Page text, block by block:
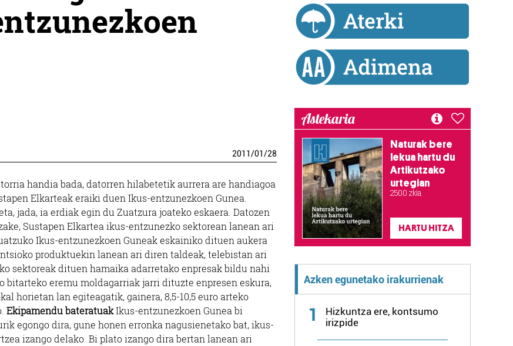
2011/01/28
handia bada, datorren hilabetetik aurrera are handiagoa
Elkarteak eraiki duen Ikus-entzunezkoen Gunea.
jada, ia erdiak egin du Zuatzura joateko eskaera. Datozen
Sustapen Elkartea ikus-entzunezko sektorean lanean ari
Ikus-entzunezkoen Guneak eskainiko dituen aukera
produktuekin lanean ari diren taldeak, telebistan ari
sektoreak dituen hamaika adarretako enpresak bildu nahi
bitarteko eremu moldagarriak jarri dituzte enpresen eskura,
horietan lan egiteagatik, gainera, 8,5-10,5 euro arteko
Ekipamendu bateratuakIkus-entzunezkoen Gunea bi
egongo dira, gune honen erronka nagusienetako bat, ikus-
izango delako. Bi plato izango dira bertan lanean ari
Astekaria
Naturak bere
lekua hartu du
Artikutzako
urtegian
2.500 zkia.
HARTU HITZA
Azken egunetako irakurrienak
1
Hizkuntza ere, kontsumo
irizpide